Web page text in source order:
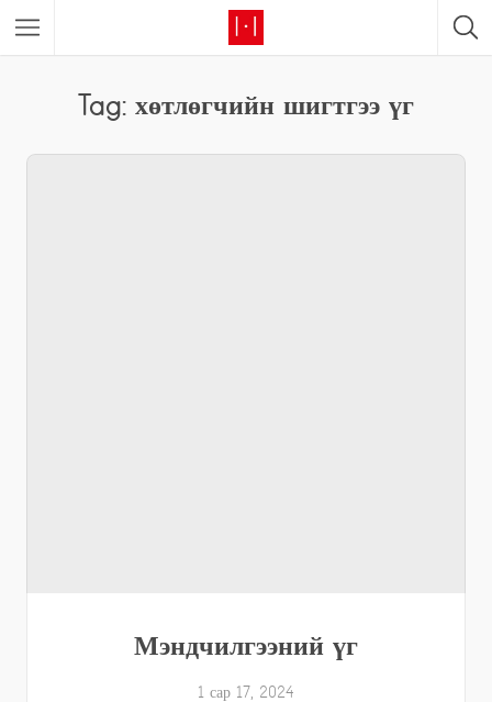
Tag: хөтлөгчийн шигтгээ үг
Мэндчилгээний үг
1 сар 17, 2024